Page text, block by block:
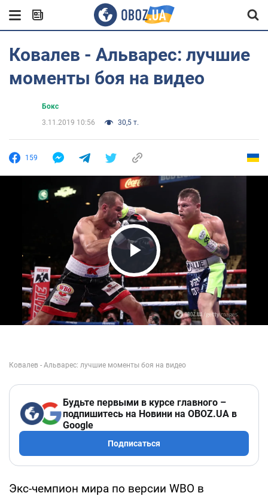
Ковалев - Альварес: лучшие
моменты боя на видео
Бокс
3.11.2019 10:56
30,5 т.
159
Play Video
Будьте первыми в курсе главного –
подпишитесь на Новини на OBOZ.UA в
Google
Подписаться
Экс-чемпион мира по версии WBO в